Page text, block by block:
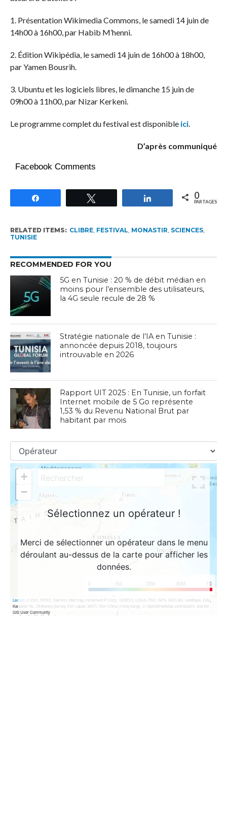
1. Présentation Wikimedia Commons, le samedi 14 juin de
14h00 à 16h00, par Habib M’henni.
2. Édition Wikipédia, le samedi 14 juin de 16h00 à 18h00,
par Yamen Bousrih.
3. Ubuntu et les logiciels libres, le dimanche 15 juin de
09h00 à 11h00, par Nizar Kerkeni.
Le programme complet du festival est disponible ici.
D’après communiqué
Facebook Comments
Partagez 0
PARTAGES
RELATED ITEMS: CLIBRE, FESTIVAL, MONASTIR, SCIENCES,
TUNISIE
RECOMMENDED FOR YOU
5G en Tunisie : 20 % de débit médian en
moins pour l’ensemble des utilisateurs,
la 4G seule recule de 28 %
Stratégie nationale de l’IA en Tunisie :
annoncée depuis 2018, toujours
introuvable en 2026
Rapport UIT 2025 : En Tunisie, un forfait
Internet mobile de 5 Go représente
1,53 % du Revenu National Brut par
habitant par mois